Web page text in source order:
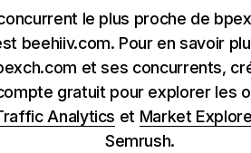
le plus proche de
beehiiv.com. Pour en savoir
et ses concurrents,
gratuit pour explorer les
Analytics et Market
Semrush.